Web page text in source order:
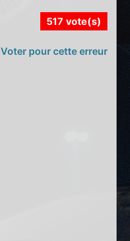
517 vote(s)
Voter pour cette erreur